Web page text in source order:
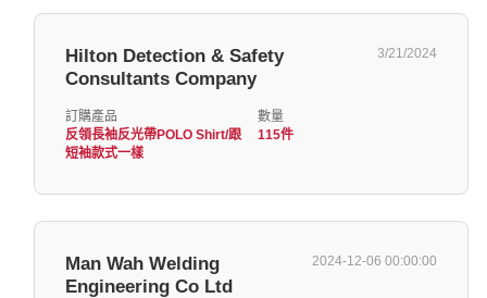
Hilton Detection & Safety
Consultants Company
3/21/2024
訂購產品
反領長袖反光帶POLO Shirt/跟
短袖款式一樣
數量
115件
Man Wah Welding
Engineering Co Ltd
2024-12-06 00:00:00